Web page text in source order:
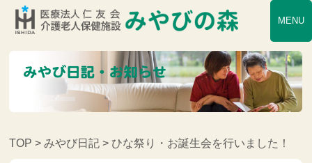
MENU
TOP >みやび日記 > ひな祭り・お誕生会を行いました！